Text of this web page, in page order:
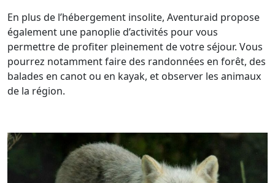
En plus de l’hébergement insolite, Aventuraid propose
également une panoplie d’activités pour vous
permettre de profiter pleinement de votre séjour. Vous
pourrez notamment faire des randonnées en forêt, des
balades en canot ou en kayak, et observer les animaux
de la région.